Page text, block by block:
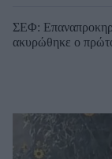
ΣΕΦ:
ακυρώθηκε ο